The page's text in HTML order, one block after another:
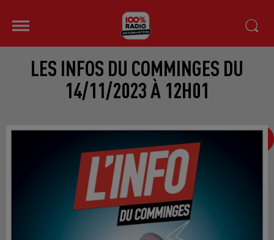
LES INFOS DU COMMINGES DU
14/11/2023 À 12H01